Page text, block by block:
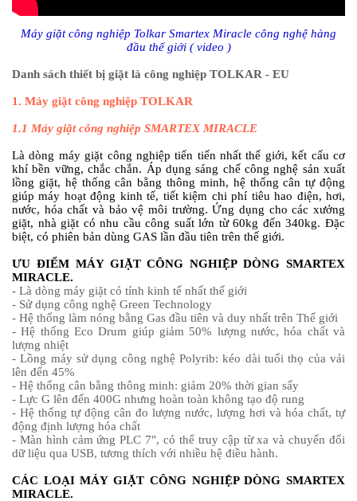
Máy giặt công nghiệp Tolkar Smartex Miracle công nghệ hàng
đầu thế giới ( video )
Danh sách thiết bị giặt là công nghiệp TOLKAR - EU
1. Máy giặt công nghiệp TOLKAR
1.1 Máy giặt công nghiệp SMARTEX MIRACLE
Là dòng máy giặt công nghiệp tiến tiến nhất thế giới, kết cấu cơ
khí bền vững, chắc chắn. Áp dụng sáng chế công nghệ sản xuất
lồng giặt, hệ thống cân bằng thông minh, hệ thống cân tự động
giúp máy hoạt động kinh tế, tiết kiệm chi phí tiêu hao điện, hơi,
nước, hóa chất và bảo vệ môi trường. Ứng dụng cho các xưởng
giặt, nhà giặt có nhu cầu công suất lớn từ 60kg đến 340kg. Đặc
biệt, có phiên bản dùng GAS lần đầu tiên trên thế giới.
ƯU ĐIỂM MÁY GIẶT CÔNG NGHIỆP DÒNG SMARTEX
MIRACLE.
- Là dòng máy giặt có tính kinh tế nhất thế giới
- Sử dụng công nghệ Green Technology
- Hệ thống làm nóng bằng Gas đầu tiên và duy nhất trên Thế giới
- Hệ thống Eco Drum giúp giảm 50% lượng nước, hóa chất và
lượng nhiệt
- Lồng máy sử dụng công nghệ Polyrib: kéo dài tuổi thọ của vải
lên đến 45%
- Hệ thống cân bằng thông minh: giảm 20% thời gian sấy
- Lực G lên đến 400G nhưng hoàn toàn không tạo độ rung
- Hệ thống tự động cân đo lượng nước, lượng hơi và hóa chất, tự
động định lượng hóa chất
- Màn hình cảm ứng PLC 7", có thể truy cập từ xa và chuyển đổi
dữ liệu qua USB, tương thích với nhiều hệ điều hành.
CÁC LOẠI MÁY GIẶT CÔNG NGHIỆP DÒNG SMARTEX
MIRACLE.